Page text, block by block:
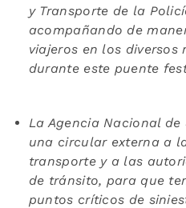
y Transporte de la
acompañando de
viajeros en los
durante este puente
La Agencia Nacional
una circular externa a
transporte y a las
de tránsito, para que
puntos críticos de